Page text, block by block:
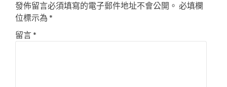
發佈留言必須填寫的電子郵件地址不會公開。 必填欄
位標示為 *
留言*